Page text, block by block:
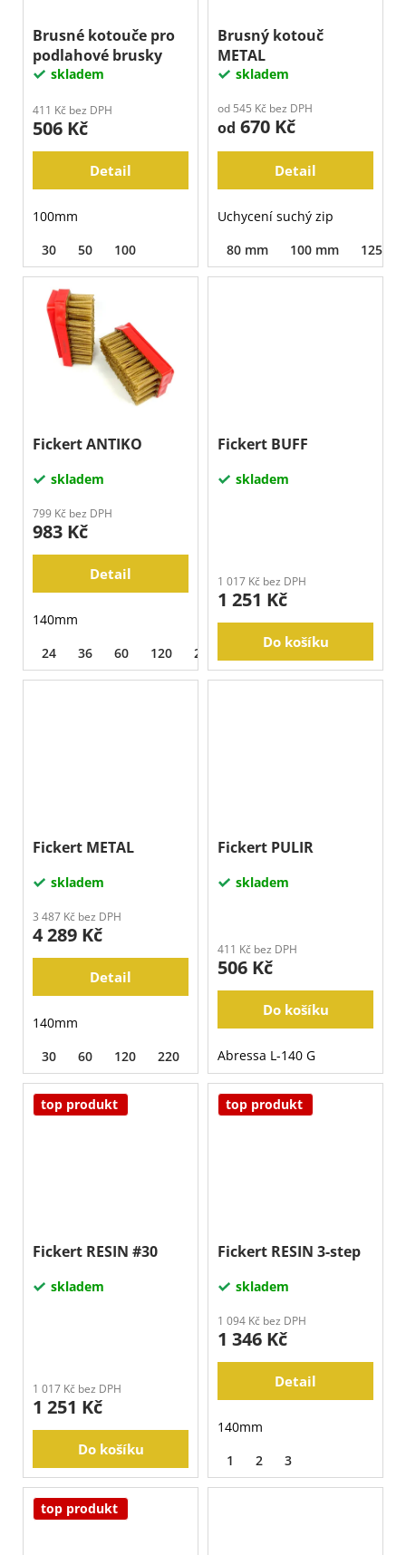
Brusné kotouče pro
podlahové brusky
skladem
411 Kč bez DPH
506 Kč
Detail
100mm
30
50 100
Brusný kotouč
METAL
skladem
od 545 Kč bez DPH
od 670 Kč
Detail
Uchycení suchý zip
80 mm
100 mm 125
Fickert ANTIKO
skladem
799 Kč bez DPH
983 Kč
Detail
140mm
24
36 60 120 220 500
Fickert BUFF
skladem
1 017 Kč bez DPH
1 251 Kč
Do košíku
Fickert METAL
skladem
3 487 Kč bez DPH
4 289 Kč
Detail
140mm
30
60 120 220
Fickert PULIR
skladem
411 Kč bez DPH
506 Kč
Do košíku
Abressa L-140 G
top produkt
Fickert RESIN #30
skladem
1 017 Kč bez DPH
1 251 Kč
Do košíku
top produkt
Fickert RESIN 3-step
skladem
1 094 Kč bez DPH
1 346 Kč
Detail
140mm
1
2 3
top produkt